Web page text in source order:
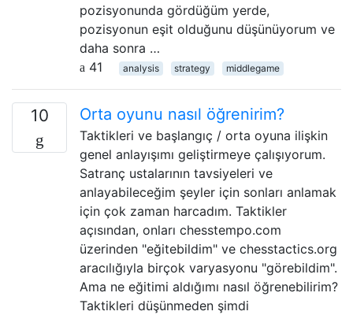
pozisyonunda gördüğüm yerde,
pozisyonun eşit olduğunu düşünüyorum ve
daha sonra …
41
analysis strategy middlegame
10 Orta oyunu nasıl öğrenirim?
Taktikleri ve başlangıç ​​/ orta oyuna ilişkin
genel anlayışımı geliştirmeye çalışıyorum.
Satranç ustalarının tavsiyeleri ve
anlayabileceğim şeyler için sonları anlamak
için çok zaman harcadım. Taktikler
açısından, onları chesstempo.com
üzerinden "eğitebildim" ve chesstactics.org
aracılığıyla birçok varyasyonu "görebildim".
Ama ne eğitimi aldığımı nasıl öğrenebilirim?
Taktikleri düşünmeden şimdi